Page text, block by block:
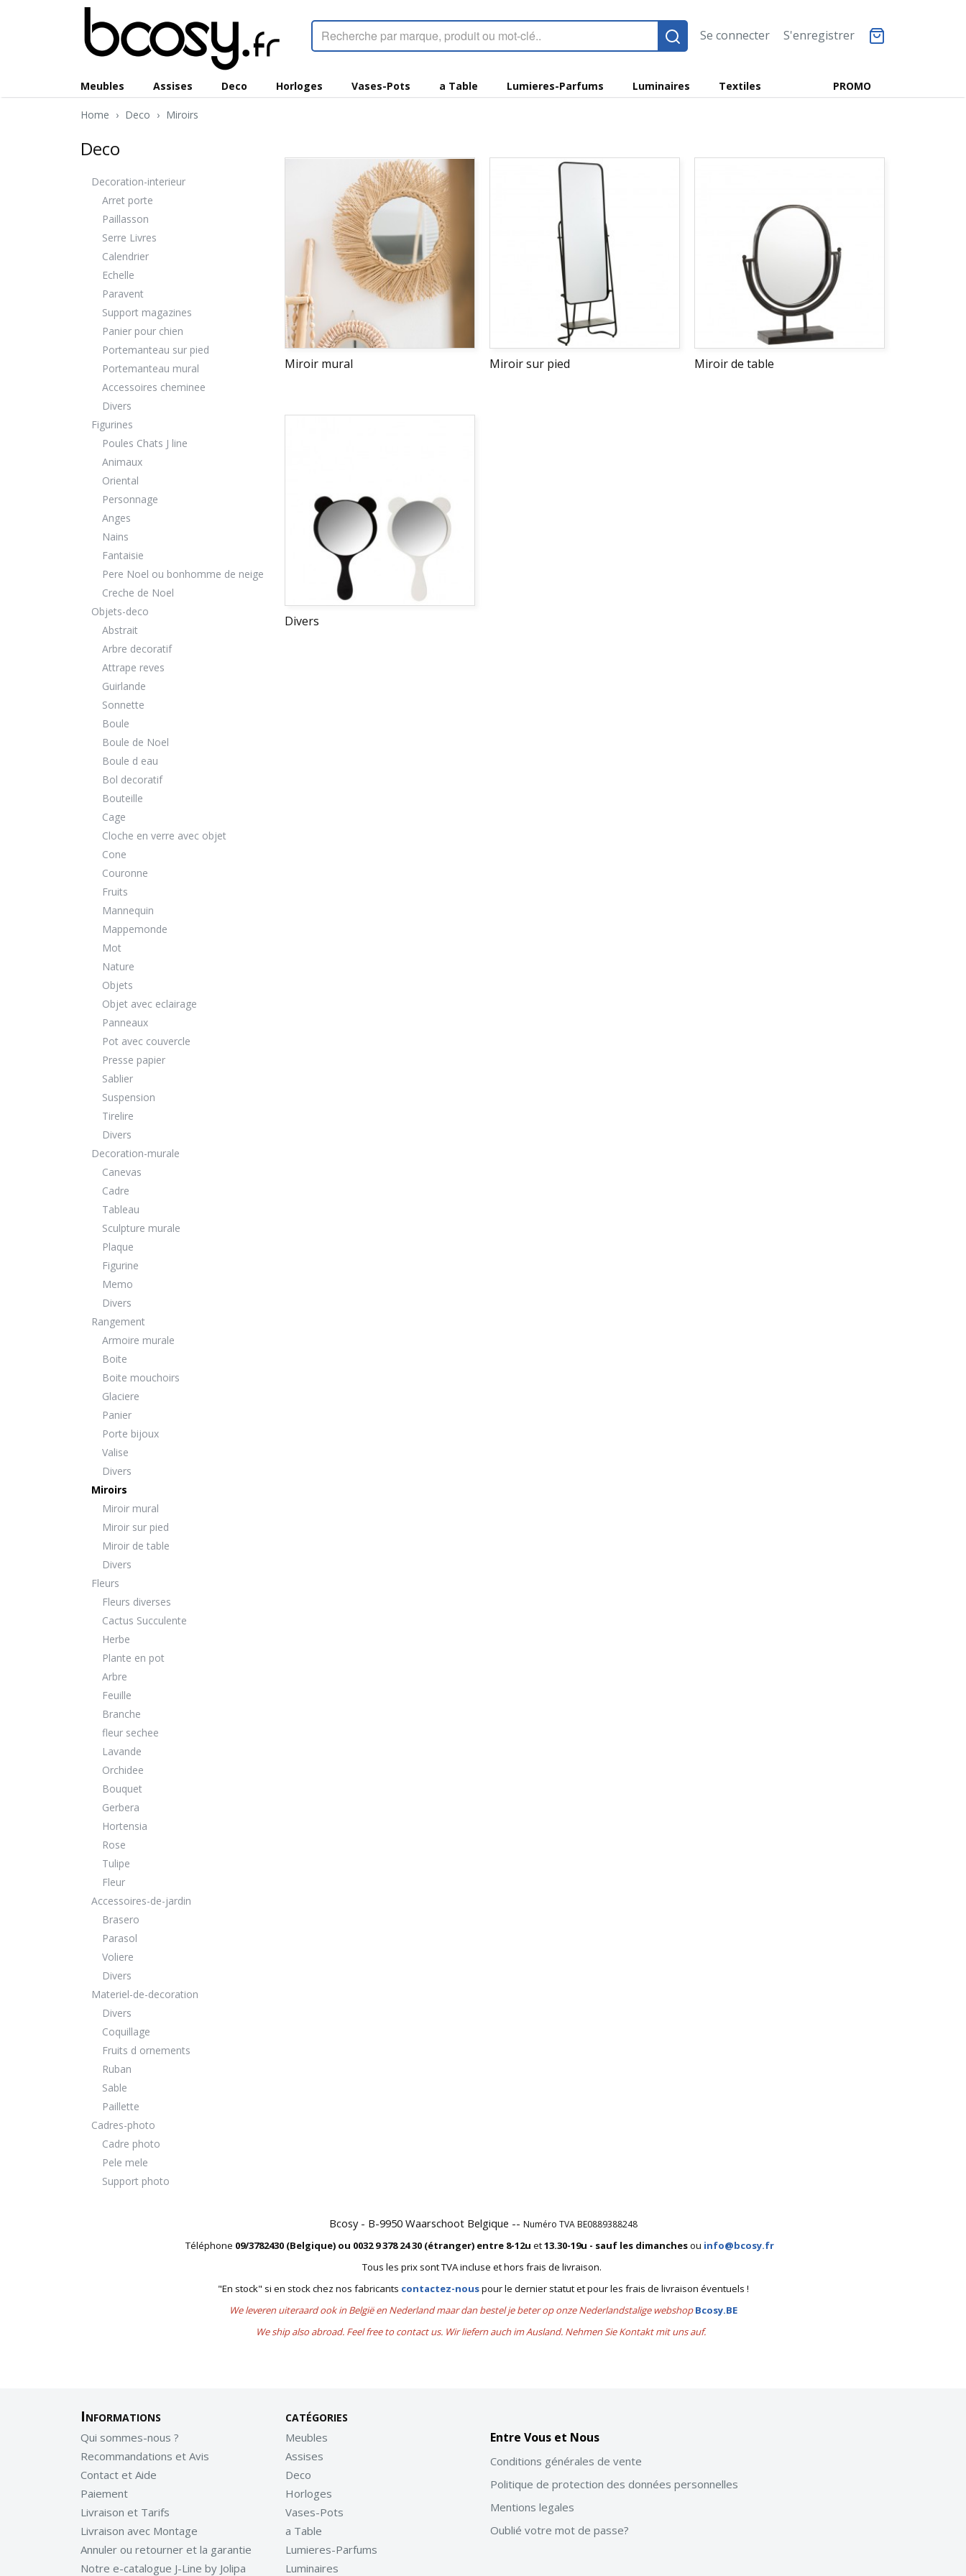
Se connecter S'enregistrer
PROMO
Meubles Assises Deco Horloges Vases-Pots a Table Lumieres-Parfums Luminaires Textiles
Home › Deco › Miroirs
Deco
Decoration-interieur
Arret porte
Paillasson
Serre Livres
Calendrier
Echelle
Paravent
Support magazines
Panier pour chien
Portemanteau sur pied
Portemanteau mural
Accessoires cheminee
Divers
Figurines
Poules Chats J line
Animaux
Oriental
Personnage
Anges
Nains
Fantaisie
Pere Noel ou bonhomme de neige
Creche de Noel
Objets-deco
Abstrait
Arbre decoratif
Attrape reves
Guirlande
Sonnette
Boule
Boule de Noel
Boule d eau
Bol decoratif
Bouteille
Cage
Cloche en verre avec objet
Cone
Couronne
Fruits
Mannequin
Mappemonde
Mot
Nature
Objets
Objet avec eclairage
Panneaux
Pot avec couvercle
Presse papier
Sablier
Suspension
Tirelire
Divers
Decoration-murale
Canevas
Cadre
Tableau
Sculpture murale
Plaque
Figurine
Memo
Divers
Rangement
Armoire murale
Boite
Boite mouchoirs
Glaciere
Panier
Porte bijoux
Valise
Divers
Miroirs
Miroir mural
Miroir sur pied
Miroir de table
Divers
Fleurs
Fleurs diverses
Cactus Succulente
Herbe
Plante en pot
Arbre
Feuille
Branche
fleur sechee
Lavande
Orchidee
Bouquet
Gerbera
Hortensia
Rose
Tulipe
Fleur
Accessoires-de-jardin
Brasero
Parasol
Voliere
Divers
Materiel-de-decoration
Divers
Coquillage
Fruits d ornements
Ruban
Sable
Paillette
Cadres-photo
Cadre photo
Pele mele
Support photo
Miroir mural Miroir sur pied Miroir de table
Divers
Bcosy - B-9950 Waarschoot Belgique -- Numéro TVA BE0889388248
Téléphone 09/3782430 (Belgique) ou 0032 9 378 24 30 (étranger) entre 8-12u et13.30-19u - sauf les dimanchesou info@bcosy.fr
Tous les prix sont TVA incluse et hors frais de livraison.
"En stock" si en stock chez nos fabricants contactez-nouspour le dernier statut et pour les frais de livraison éventuels !
We leveren uiteraard ook in België en Nederland maar dan bestel je beter op onze Nederlandstalige webshopBcosy.BE
We ship also abroad. Feel free to contact us. Wir liefern auch im Ausland. Nehmen Sie Kontakt mit uns auf.
Informations
Qui sommes-nous ?
Recommandations et Avis
Contact et Aide
Paiement
Livraison et Tarifs
Livraison avec Montage
Annuler ou retourner et la garantie
Notre e-catalogue J-Line by Jolipa
catégories
Meubles
Assises
Deco
Horloges
Vases-Pots
a Table
Lumieres-Parfums
Luminaires
Entre Vous et Nous
Conditions générales de vente
Politique de protection des données personnelles
Mentions legales
Oublié votre mot de passe?